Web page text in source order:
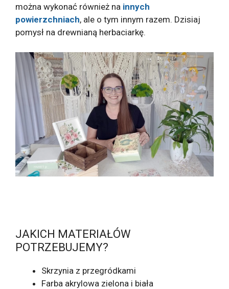
można wykonać również na innych
powierzchniach, ale o tym innym razem. Dzisiaj
pomysł na drewnianą herbaciarkę.
JAKICH MATERIAŁÓW
POTRZEBUJEMY?
Skrzynia z przegródkami
Farba akrylowa zielona i biała